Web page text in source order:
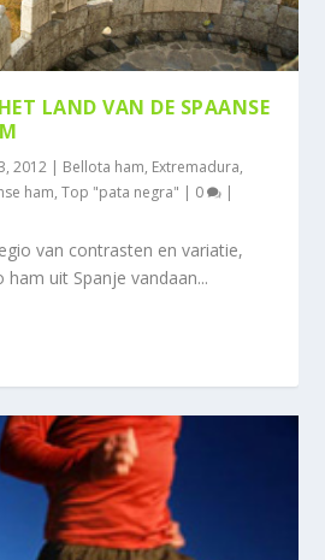
LAND VAN DE SPAANSE
2012 | Bellota ham, Extremadura,
ham,Top "pata negra" | 0 |
van contrasten en variatie,
uit Spanje vandaan...